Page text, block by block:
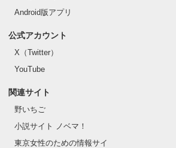
Android版アプリ
公式アカウント
X（Twitter）
YouTube
関連サイト
野いちご
小説サイト ノベマ！
東京女性のための情報サイ